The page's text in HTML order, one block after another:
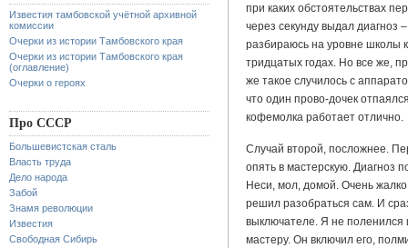
Известия тамбовской учётной архивной
комиссии
Очерки из истории Тамбовского края
Очерки из истории Тамбовского края
(оглавление)
Очерки о героях
Про СССР
Большевистская сталь
Власть труда
Дело народа
Забой
Знамя революции
Известия
Свободная Сибирь
при каких обстоятельствах
через секунду выдал диагноз
разбираюсь на уровне школы
тридцатых годах. Но все же,
же такое случилось с
что один прово-дочек
кофемолка работает отлично.
Случай второй, посложнее.
опять в мастерскую. Диагноз
Неси, мол, домой. Очень
решил разобраться сам. И
выключателе. Я не поленился
мастеру. Он включил его,